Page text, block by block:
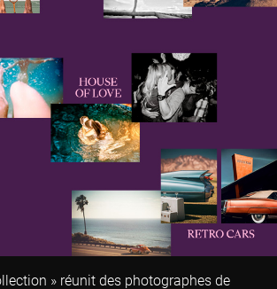
» réunit des photographes de